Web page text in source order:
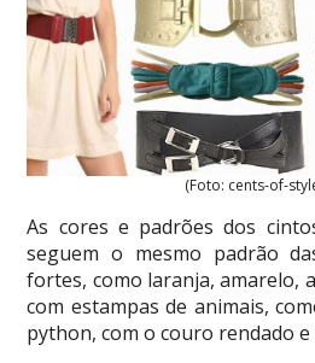
(Foto: cents-of-
As cores e padrões dos
seguem o mesmo padrão
fortes, como laranja, amarelo,
com estampas de animais,
python, com o couro rendado e